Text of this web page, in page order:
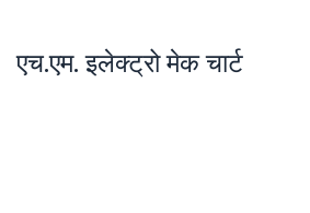
एच.एम. इलेक्ट्रो मेक चार्ट